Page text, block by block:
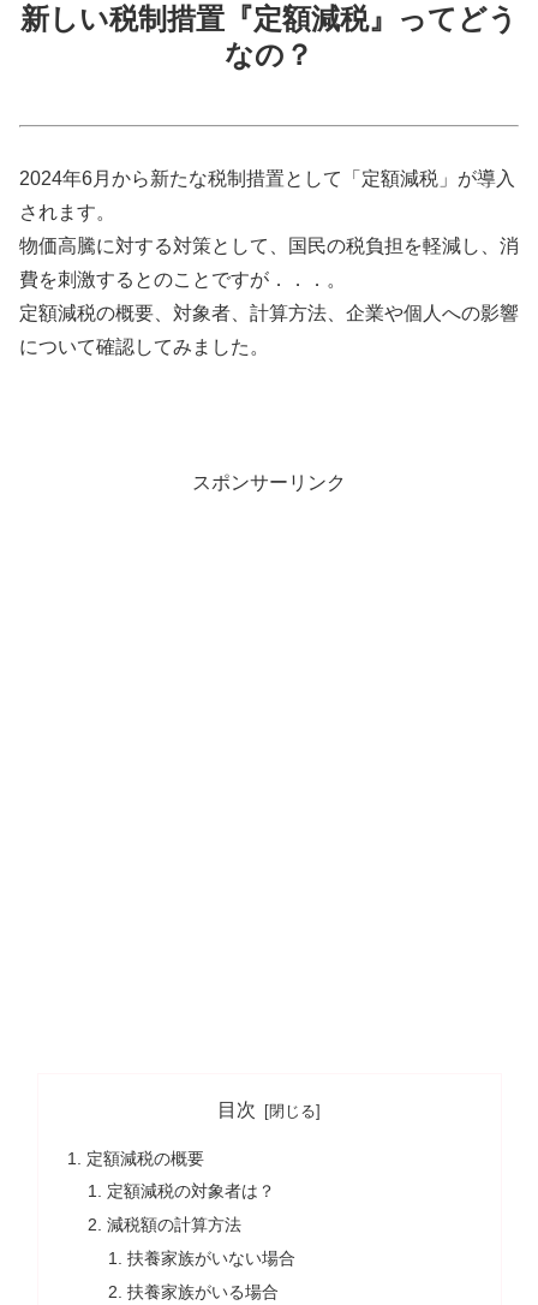
新しい税制措置『定額減税』ってどう
なの？
2024年6月から新たな税制措置として「定額減税」が導入
されます。
物価高騰に対する対策として、国民の税負担を軽減し、消
費を刺激するとのことですが．．．。
定額減税の概要、対象者、計算方法、企業や個人への影響
について確認してみました。
スポンサーリンク
目次
定額減税の概要
定額減税の対象者は？
減税額の計算方法
扶養家族がいない場合
扶養家族がいる場合